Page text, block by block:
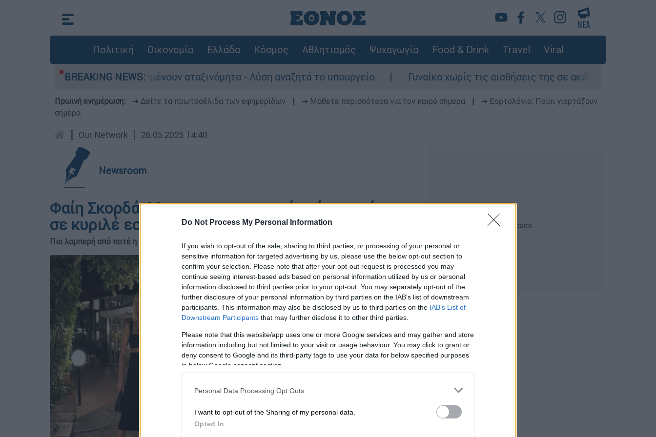
Do Not Process My Personal Information
If you wish to opt-out of the sale, sharing to third parties, or processing of your personal or
sensitive information for targeted advertising by us, please use the below opt-out section to
confirm your selection. Please note that after your opt-out request is processed you may
continue seeing interest-based ads based on personal information utilized by us or personal
information disclosed to third parties prior to your opt-out. You may separately opt-out of the
further disclosure of your personal information by third parties on the IAB’s list of downstream
participants. This information may also be disclosed by us to third parties on the IAB’s List of
Downstream Participants that may further disclose it to other third parties.
Please note that this website/app uses one or more Google services and may gather and store
information including but not limited to your visit or usage behaviour. You may click to grant or
deny consent to Google and its third-party tags to use your data for below specified purposes
in below Google consent section.
Personal Data Processing Opt Outs
I want to opt-out of the Sharing of my personal data.
Opted In
Πολιτική Οικονομία Ελλάδα Κόσμος Αθλητισμός Ψυχαγωγία Food & Drink Travel Viral
BREAKING NEWS:
αυτοκίνητα παραμένουν αταξινόμητα - Λύση αναζητά το υπουργείο Γυναίκα χωρίς τις αισθήσεις της σε ακάλυπτο
Πρωινή ενημέρωση: ➔ Δείτε τα πρωτοσέλιδα των εφημερίδων ➔ Μάθετε περισσότερα για τον καιρό σήμερα
➔ Εορτολόγιο: Ποιοι γιορτάζουν
σήμερα
┋ Our Network ┋ 26.05.2025 14:40
Newsroom
Φαίη Σκορδά: Με τον επιχειρηματία σύντροφό της
σε κυριλέ εστιατόριο (Φωτογραφίες)
Πιο λαμπερή από ποτέ η παρουσιάστρια του Mega! Αυτά κάνει ο έρωτας...